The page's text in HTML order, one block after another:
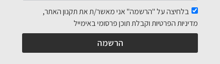
בלחיצה על "הרשמה" אני מאשר/ת את תקנון האתר,
מדיניות הפרטיות וקבלת תוכן פרסומי באימייל
הרשמה